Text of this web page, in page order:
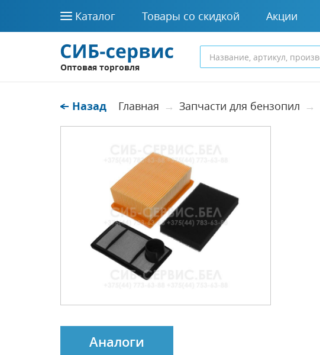
Каталог Товары со скидкой Акции
Оптовая торговля
Назад Главная Запчасти для бензопил
Аналоги